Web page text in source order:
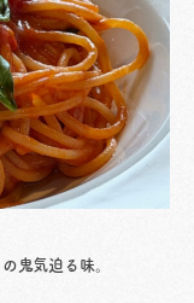
鬼気迫る味。